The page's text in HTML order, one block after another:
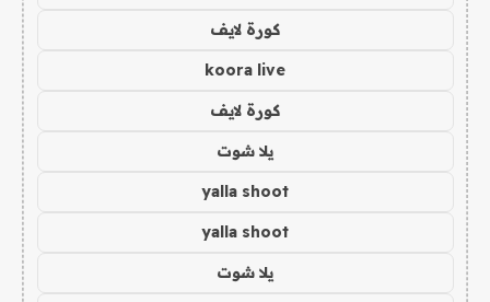
كورة لايف
koora live
كورة لايف
يلا شوت
yalla shoot
yalla shoot
يلا شوت